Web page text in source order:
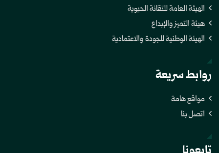
الهيئة العامة للتقانة الحيوية
هيئة التميز والإبداع
الهيئة الوطنية للجودة والاعتمادية
روابط سريعة
مواقع هامة
اتصل بنا